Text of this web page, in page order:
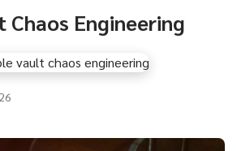
Chaos Engineering